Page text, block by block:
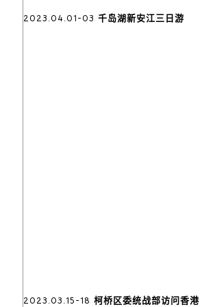
2023.04.01-03 千岛湖新安江三日游
2023.03.15-18 柯桥区委统战部访问香港